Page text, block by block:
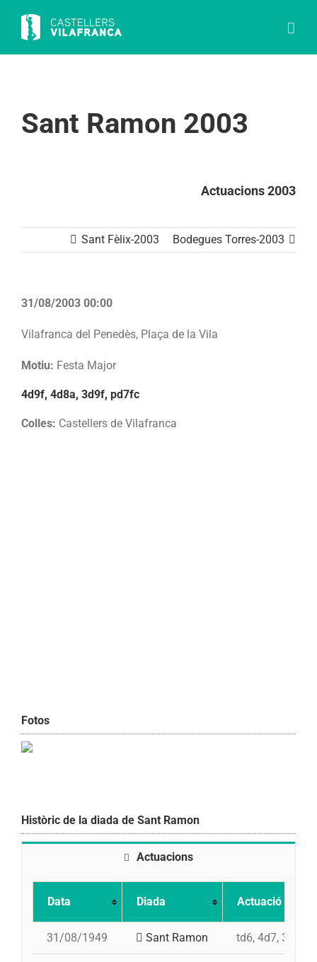
content
Sant Ramon 2003
Actuacions 2003
Sant Fèlix-2003 Bodegues Torres-2003
31/08/2003 00:00
Vilafranca del Penedès, Plaça de la Vila
Motiu: Festa Major
4d9f, 4d8a, 3d9f, pd7fc
Colles: Castellers de Vilafranca
Fotos
Històric de la diada de Sant Ramon
Actuacions
Data Diada Actuació
31/08/1949 Sant Ramon td6, 4d7, 3d7,